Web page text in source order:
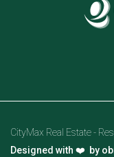
CityMax Real Estate -
Designed with ❤️ by